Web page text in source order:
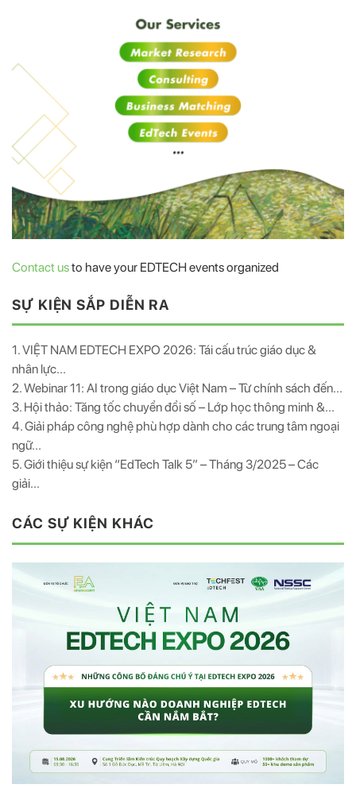
Contact usto have your EDTECH events organized
SỰ KIỆN SẮP DIỄN RA
1. VIỆT NAM EDTECH EXPO 2026: Tái cấu trúc giáo dục &
nhân lực...
2. Webinar 11: AI trong giáo dục Việt Nam – Từ chính sách đến...
3. Hội thảo: Tăng tốc chuyển đổi số – Lớp học thông minh &...
4. Giải pháp công nghệ phù hợp dành cho các trung tâm ngoại
ngữ...
5. Giới thiệu sự kiện “EdTech Talk 5” – Tháng 3/2025 – Các
giải...
CÁC SỰ KIỆN KHÁC